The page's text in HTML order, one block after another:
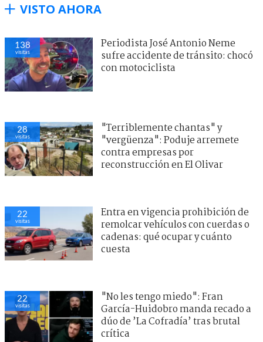
VISTO AHORA
138
visitas
Periodista José Antonio Neme
sufre accidente de tránsito: chocó
con motociclista
28
visitas
"Terriblemente chantas" y
"vergüenza": Poduje arremete
contra empresas por
reconstrucción en El Olivar
22
visitas
Entra en vigencia prohibición de
remolcar vehículos con cuerdas o
cadenas: qué ocupar y cuánto
cuesta
22
visitas
"No les tengo miedo": Fran
García-Huidobro manda recado a
dúo de ’La Cofradía’ tras brutal
crítica